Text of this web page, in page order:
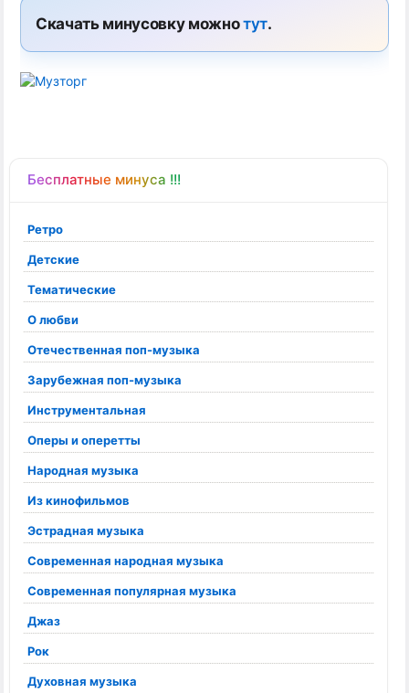
Бесплатные минуса !!!
Ретро
Детские
Тематические
О любви
Отечественная поп-музыка
Зарубежная поп-музыка
Инструментальная
Оперы и оперетты
Народная музыка
Из кинофильмов
Эстрадная музыка
Современная народная музыка
Современная популярная музыка
Джаз
Рок
Духовная музыка
Скачать минусовку можнотут.